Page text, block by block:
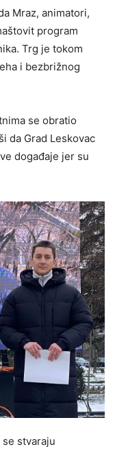
Mraz, animatori,
program
Trg je tokom
i bezbrižnog
se obratio
da Grad Leskovac
događaje jer su
stvaraju